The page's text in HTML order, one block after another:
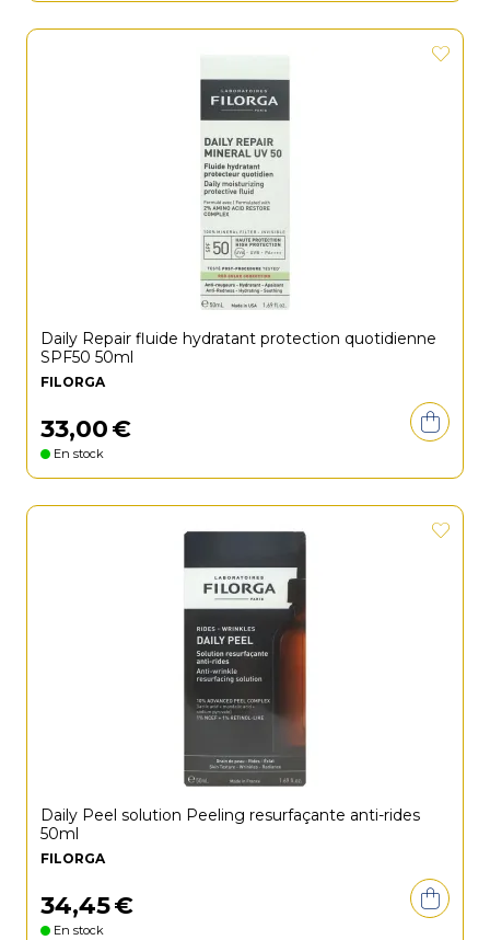
Daily Repair fluide hydratant protection quotidienne
SPF50 50ml
FILORGA
33,00€
En stock
Daily Peel solution Peeling resurfaçante anti-rides
50ml
FILORGA
34,45€
En stock